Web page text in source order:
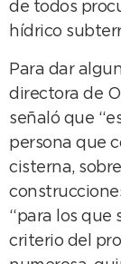
de todos
hídrico
Para dar
directora de
señaló que
persona que
cisterna,
“para los que
criterio del